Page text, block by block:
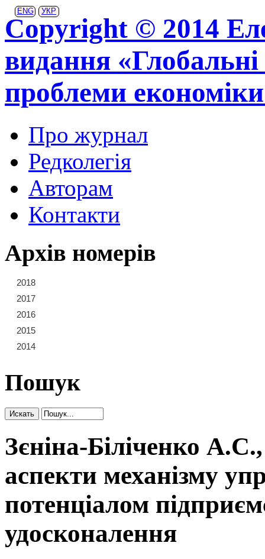
ENG УКР
Copyright © 2014
видання «Глобальні
проблеми
Про журнал
Редколегія
Авторам
Контакти
Архів номерів
2018
2017
2016
2015
2014
Пошук
Зєніна-Біліченко
аспекти механізму
потенціалом
удосконалення